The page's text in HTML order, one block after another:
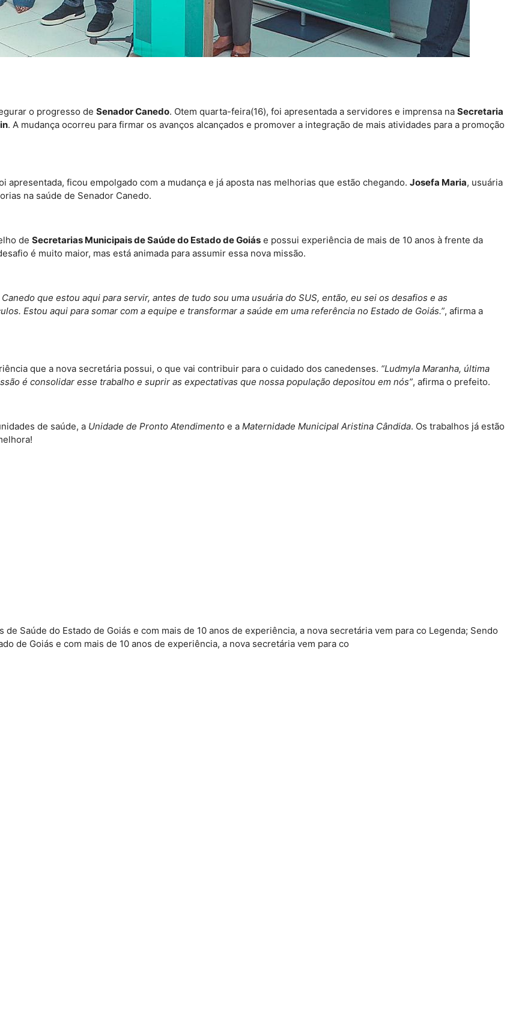
o progresso de Senador Canedo. Otem quarta-feira(16), foi apresentada a servidores e imprensa na Secretaria
. A mudança ocorreu para firmar os avanços alcançados e promover a integração de mais atividades para a promoção
ficou empolgado com a mudança e já aposta nas melhorias que estão chegando. Josefa Maria, usuária
na saúde de Senador Canedo.
de Secretarias Municipais de Saúde do Estado de Goiás e possui experiência de mais de 10 anos à frente da
é muito maior, mas está animada para assumir essa nova missão.
que estou aqui para servir, antes de tudo sou uma usuária do SUS, então, eu sei os desafios e as
Estou aqui para somar com a equipe e transformar a saúde em uma referência no Estado de Goiás.”, afirma a
que a nova secretária possui, o que vai contribuir para o cuidado dos canedenses. “Ludmyla Maranha, última
é consolidar esse trabalho e suprir as expectativas que nossa população depositou em nós”, afirma o prefeito.
de saúde, a Unidade de Pronto Atendimento e a Maternidade Municipal Aristina Cândida. Os trabalhos já estão
Saúde do Estado de Goiás e com mais de 10 anos de experiência, a nova secretária vem para co Legenda; Sendo
de Goiás e com mais de 10 anos de experiência, a nova secretária vem para co